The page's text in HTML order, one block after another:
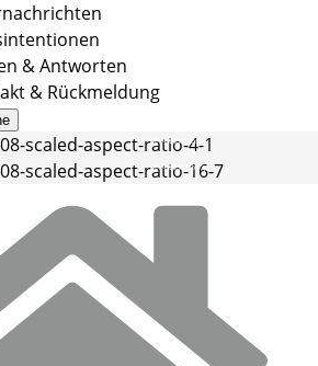
& Antworten
& Rückmeldung
© Arthur Gorny
© Arthur Gorny